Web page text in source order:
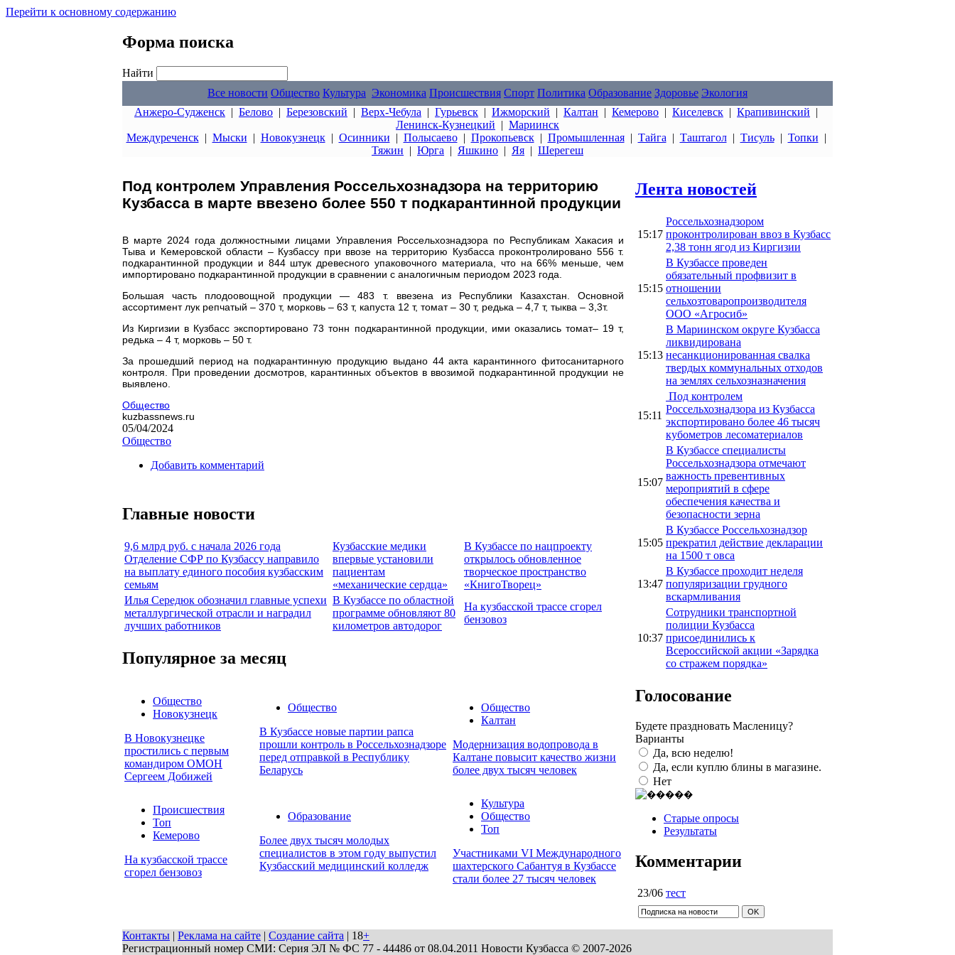
Перейти к основному содержанию
Форма поиска
Найти
Все новости Общество Культура Экономика Происшествия Спорт Политика Образование Здоровье Экология
Анжеро-Судженск | Белово | Березовский | Верх-Чебула | Гурьевск | Ижморский | Калтан | Кемерово | Киселевск | Крапивинский |
Ленинск-Кузнецкий | Мариинск
Междуреченск| Мыски | Новокузнецк| Осинники | Полысаево| Прокопьевск| Промышленная| Тайга | Таштагол| Тисуль| Топки |
Тяжин | Юрга | Яшкино | Яя | Шерегеш
Под контролем Управления Россельхознадзора на территорию
Кузбасса в марте ввезено более 550 т подкарантинной продукции
В марте 2024 года должностными лицами Управления Россельхознадзора по Республикам Хакасия и
Тыва и Кемеровской области – Кузбассу при ввозе на территорию Кузбасса проконтролировано 556 т.
подкарантинной продукции и 844 штук древесного упаковочного материала, что на 66% меньше, чем
импортировано подкарантинной продукции в сравнении с аналогичным периодом 2023 года.
Большая часть плодоовощной продукции — 483 т. ввезена из Республики Казахстан. Основной
ассортимент лук репчатый – 370 т, морковь – 63 т, капуста 12 т, томат – 30 т, редька – 4,7 т, тыква – 3,3т.
Из Киргизии в Кузбасс экспортировано 73 тонн подкарантинной продукции, ими оказались томат– 19 т,
редька – 4 т, морковь – 50 т.
За прошедший период на подкарантинную продукцию выдано 44 акта карантинного фитосанитарного
контроля. При проведении досмотров, карантинных объектов в ввозимой подкарантинной продукции не
выявлено.
Общество
kuzbassnews.ru
05/04/2024
Общество
Добавить комментарий
Главные новости
9,6 млрд руб. с начала 2026 года
Отделение СФР по Кузбассу направило
на выплату единого пособия кузбасским
семьям
Кузбасские медики
впервые установили
пациентам
«механические сердца»
В Кузбассе по нацпроекту
открылось обновленное
творческое пространство
«КнигоТворец»
Илья Середюк обозначил главные успехи
металлургической отрасли и наградил
лучших работников
В Кузбассе по областной
программе обновляют 80
километров автодорог
На кузбасской трассе сгорел
бензовоз
Популярное за месяц
Общество
Новокузнецк
В Новокузнецке
простились с первым
командиром ОМОН
Сергеем Добижей
Общество
В Кузбассе новые партии рапса
прошли контроль в Россельхознадзоре
перед отправкой в Республику
Беларусь
Общество
Калтан
Модернизация водопровода в
Калтане повысит качество жизни
более двух тысяч человек
Происшествия
Топ
Кемерово
На кузбасской трассе
сгорел бензовоз
Образование
Более двух тысяч молодых
специалистов в этом году выпустил
Кузбасский медицинский колледж
Культура
Общество
Топ
Участниками VI Международного
шахтерского Сабантуя в Кузбассе
стали более 27 тысяч человек
Лента новостей
15:17
Россельхознадзором
проконтролирован ввоз в Кузбасс
2,38 тонн ягод из Киргизии
15:15
В Кузбассе проведен
обязательный профвизит в
отношении
сельхозтоваропроизводителя
ООО «Агросиб»
15:13
В Мариинском округе Кузбасса
ликвидирована
несанкционированная свалка
твердых коммунальных отходов
на землях сельхозназначения
15:11
Под контролем
Россельхознадзора из Кузбасса
экспортировано более 46 тысяч
кубометров лесоматериалов
15:07
В Кузбассе специалисты
Россельхознадзора отмечают
важность превентивных
мероприятий в сфере
обеспечения качества и
безопасности зерна
15:05
В Кузбассе Россельхознадзор
прекратил действие декларации
на 1500 т овса
13:47
В Кузбассе проходит неделя
популяризации грудного
вскармливания
10:37
Сотрудники транспортной
полиции Кузбасса
присоединились к
Всероссийской акции «Зарядка
со стражем порядка»
Голосование
Будете праздновать Масленицу?
Варианты
Да, всю неделю!
Да, если куплю блины в магазине.
Нет
Старые опросы
Результаты
Комментарии
23/06 тест
Контакты | Реклама на сайте | Создание сайта | 18+
Регистрационный номер СМИ: Серия ЭЛ № ФС 77 - 44486 от 08.04.2011 Новости Кузбасса © 2007-2026